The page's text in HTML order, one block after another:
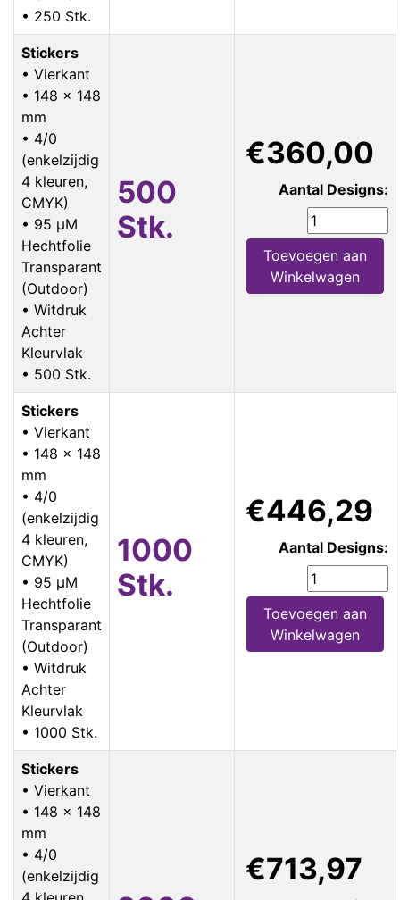
• 250 Stk.
Stickers
• Vierkant
• 148 x 148
mm
• 4/0
(enkelzijdig
4 kleuren,
CMYK)
• 95 µM
Hechtfolie
Transparant
(Outdoor)
• Witdruk
Achter
Kleurvlak
• 500 Stk.
500
Stk.
€360,00
Aantal Designs:
Toevoegen aan
Winkelwagen
Stickers
• Vierkant
• 148 x 148
mm
• 4/0
(enkelzijdig
4 kleuren,
CMYK)
• 95 µM
Hechtfolie
Transparant
(Outdoor)
• Witdruk
Achter
Kleurvlak
• 1000 Stk.
1000
Stk.
€446,29
Aantal Designs:
Toevoegen aan
Winkelwagen
Stickers
• Vierkant
• 148 x 148
mm
• 4/0
(enkelzijdig
€713,97